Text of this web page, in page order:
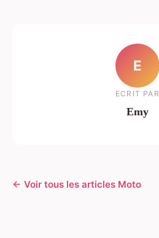
E
ECRIT PAR
Emy
← Voir tous les articles Moto